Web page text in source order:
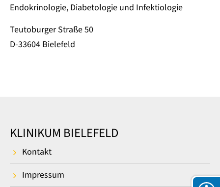
Endokrinologie, Diabetologie und Infektiologie
Teutoburger Straße 50
D-33604 Bielefeld
KLINIKUM BIELEFELD
Kontakt
Impressum